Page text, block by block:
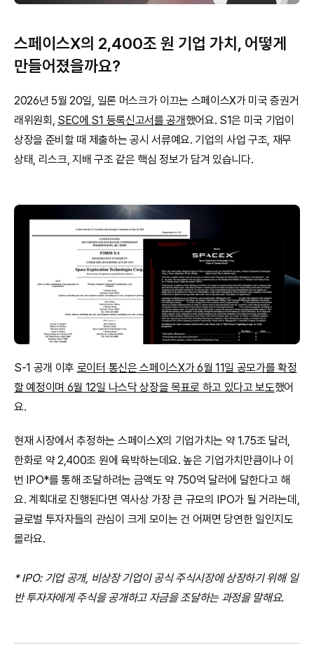
스페이스X의 2,400조 원 기업 가치, 어떻게
만들어졌을까요?
2026년 5월 20일, 일론 머스크가 이끄는 스페이스X가 미국 증권거
래위원회, SEC에 S1 등록신고서를 공개했어요. S1은 미국 기업이
상장을 준비할 때 제출하는 공시 서류예요. 기업의 사업 구조, 재무
상태, 리스크, 지배 구조 같은 핵심 정보가 담겨 있습니다.
S-1 공개 이후 로이터 통신은 스페이스X가 6월 11일 공모가를 확정
할 예정이며 6월 12일 나스닥 상장을 목표로 하고 있다고 보도했어
요.
현재 시장에서 추정하는 스페이스X의 기업가치는 약 1.75조 달러,
한화로 약 2,400조 원에 육박하는데요. 높은 기업가치만큼이나 이
번 IPO*를 통해 조달하려는 금액도 약 750억 달러에 달한다고 해
요. 계획대로 진행된다면 역사상 가장 큰 규모의 IPO가 될 거라는데,
글로벌 투자자들의 관심이 크게 모이는 건 어쩌면 당연한 일인지도
몰라요.
* IPO: 기업 공개, 비상장 기업이 공식 주식시장에 상장하기 위해 일
반 투자자에게 주식을 공개하고 자금을 조달하는 과정을 말해요.